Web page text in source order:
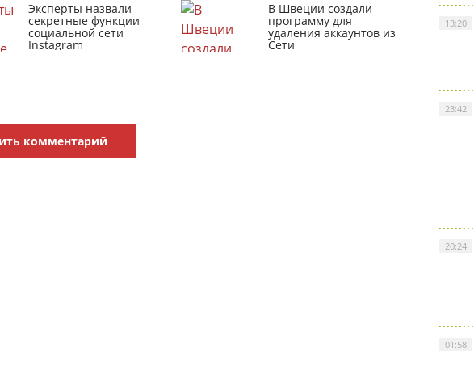
Эксперты назвали
секретные функции
социальной сети
Instagram
В Швеции создали
программу для
удаления аккаунтов из
Сети
комментарий
13:20
23:42
20:24
01:58